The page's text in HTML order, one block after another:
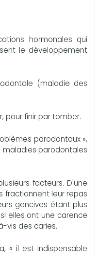
hormonales qui
le développement
(maladie des
pour finir par tomber.
parodontaux »,
maladies parodontales
facteurs. D'une
fractionnent leur repas
gencives étant plus
elles ont une carence
vis des caries.
« il est indispensable